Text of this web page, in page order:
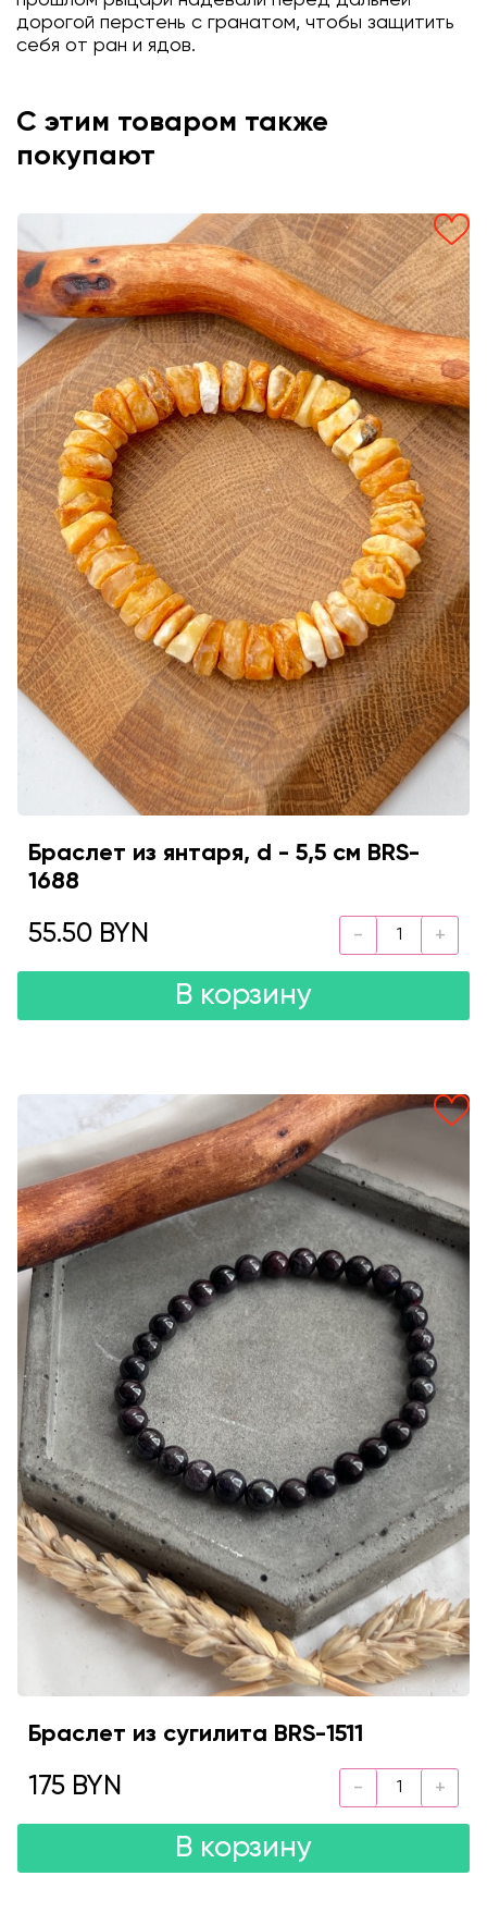
дорогой перстень с гранатом, чтобы защитить
себя от ран и ядов.
С этим товаром также
покупают
Браслет из янтаря, d - 5,5 см BRS-
1688
55.50 BYN
В корзину
Браслет из сугилита BRS-1511
175 BYN
В корзину